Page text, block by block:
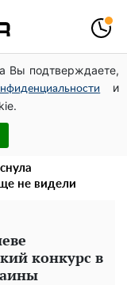
Вы подтверждаете,
и
вывел
фиктивную
заставила
только началом
не видели
конкурс в